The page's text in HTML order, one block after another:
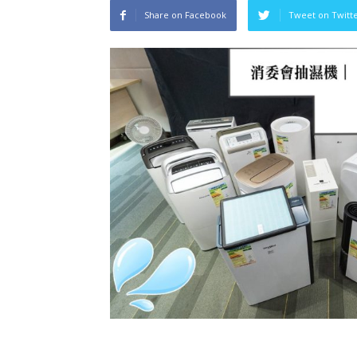
Share on Facebook Tweet on